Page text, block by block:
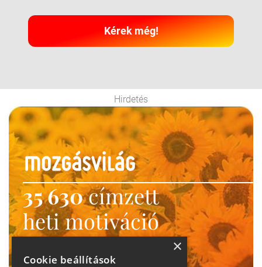
Kérek még!
Hirdetés
35 630címzett
heti motiváció
Ne maradj le!
×
Cookie beállítások